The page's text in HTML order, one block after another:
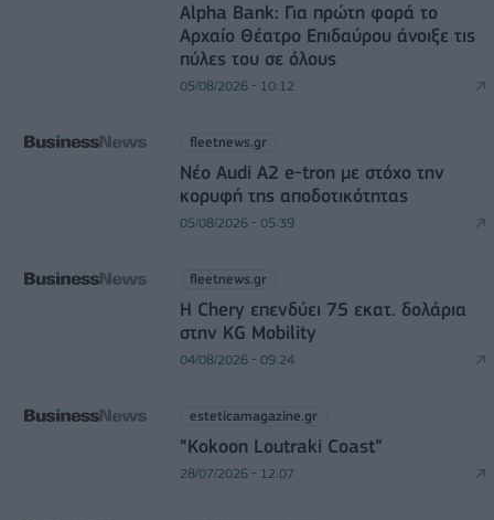
Alpha Bank: Για πρώτη φορά το
Αρχαίο Θέατρο Επιδαύρου άνοιξε τις
πύλες του σε όλους
05/08/2026 - 10:12
fleetnews.gr
Νέο Audi A2 e-tron με στόχο την
κορυφή της αποδοτικότητας
05/08/2026 - 05:39
fleetnews.gr
Η Chery επενδύει 75 εκατ. δολάρια
στην KG Mobility
04/08/2026 - 09:24
esteticamagazine.gr
“Kokoon Loutraki Coast”
28/07/2026 - 12:07